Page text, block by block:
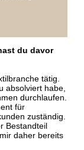
du davor
tätig.
absolviert habe,
durchlaufen.
für
zuständig.
Bestandteil
daher bereits